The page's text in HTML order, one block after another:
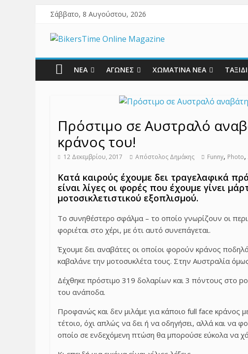
Σάββατο, 8 Αυγούστου, 2026
ΝΕΑ ΑΓΩΝΕΣ ΧΩΜΑΤΙΝΑ ΝΕΑ
Πρόστιμο σε Αυστραλό
κράνος του!
12 Δεκεμβρίου, 2017 Απόστολος Δημάκης Funny, Photo,
Κατά καιρούς έχουμε δει τραγελαφικά
είναι λίγες οι φορές που έχουμε γίνει
μοτοσικλετιστικού εξοπλισμού.
Το συνηθέστερο σφάλμα – το οποίο γνωρίζουν οι
φοριέται στο χέρι, με ότι αυτό συνεπάγεται.
Έχουμε δει αναβάτες οι οποίοι φορούν κράνος
καβαλάνε την μοτοσυκλέτα τους. Στην Αυστραλία
Δέχθηκε πρόστιμο 319 δολαρίων και 3 πόντους στο
του ανάποδα.
Προφανώς και δεν μιλάμε για κάποιο full face κράνος
τέτοιο, όχι απλώς να δει ή να οδηγήσει, αλλά και να
οποίο σε ενδεχόμενη πτώση θα μπορούσε εύκολα να